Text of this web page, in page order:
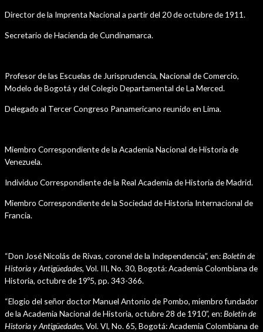
Director de la Imprenta Nacional a partir del 20 de octubre de 1911.
Secretario de Hacienda de Cundinamarca.
Profesor de las Escuelas de Jurisprudencia, Nacional de Comercio,
Modelo de Bogotá y del Colegio Departamental de La Merced.
Delegado al Tercer Congreso Panamericano reunido en Lima.
Miembro Correspondiente de la Academia Nacional de Historia de
Venezuela.
Individuo Correspondiente de la Real Academia de Historia de Madrid.
Miembro Correspondiente de la Sociedad de Historia Internacional de
Francia.
“Don José Nicolás de Rivas, coronel de la Independencia”, en:Boletín de
Historia y Antigüedades, Vol. III, No. 30, Bogotá: Academia Colombiana de
Historia, octubre de 19º5, pp. 343-366.
“Elogio del señor doctor Manuel Antonio de Pombo, miembro fundador
de la Academia Nacional de Historia, octubre 28 de 1910”, en:Boletín de
Historia y Antigüedades, Vol. VI, No. 65, Bogotá: Academia Colombiana de